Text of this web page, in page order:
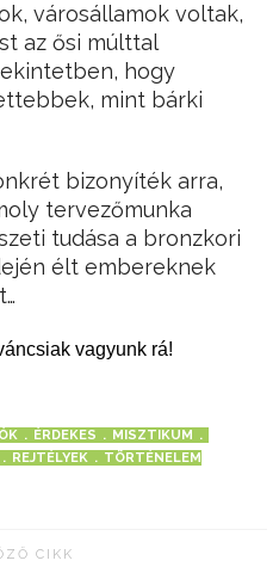
városállamok voltak,
az ősi múlttal
hogy
mint bárki
bizonyíték arra,
tervezőmunka
tudása a bronzkori
élt embereknek
vagyunk rá!
ÉRDEKES
MISZTIKUM
REJTÉLYEK TÖRTÉNELEM
CIKK